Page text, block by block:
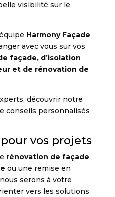
visibilité sur le
Harmony Façade
avec vous sur vos
façade, d’isolation
et de rénovation de
découvrir notre
conseils personnalisés
pour vos projets
rénovation de façade,
ou une remise en
serons à votre
vers les solutions